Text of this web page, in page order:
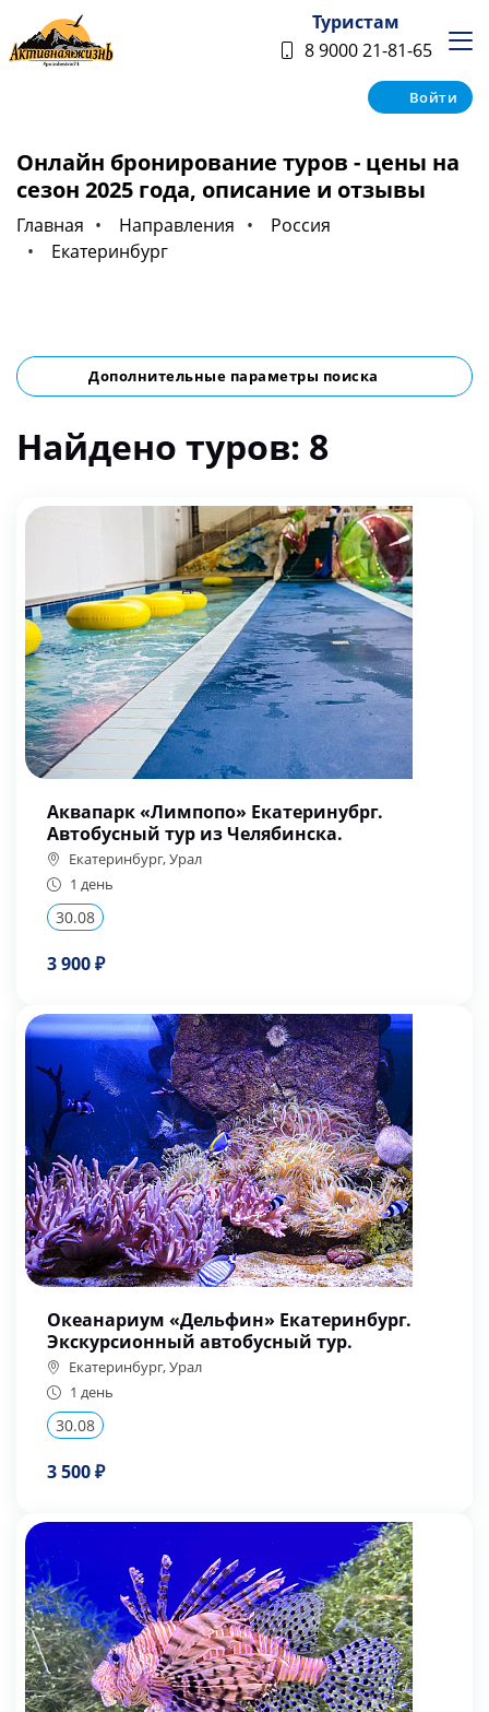
Туристам
8 9000 21-81-65
Войти
Онлайн бронирование туров - цены на
сезон 2025 года, описание и отзывы
Главная Направления
Россия
Екатеринбург
Дополнительные параметры поиска
Найдено туров: 8
Аквапарк «Лимпопо» Екатеринубрг.
Автобусный тур из Челябинска.
Екатеринбург, Урал
1 день
30.08
3 900 ₽
Океанариум «Дельфин» Екатеринбург.
Экскурсионный автобусный тур.
Екатеринбург, Урал
1 день
30.08
3 500 ₽